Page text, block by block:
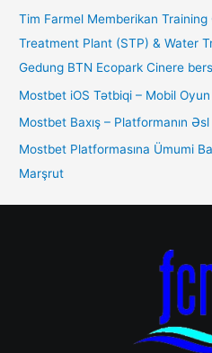
Tim Farmel Memberikan
Treatment Plant (STP) & Water
Gedung BTN Ecopark Cinere
Mostbet iOS Tətbiqi – Mobil
Mostbet Baxış – Platformanın
Mostbet Platformasına Ümumi
Marşrut